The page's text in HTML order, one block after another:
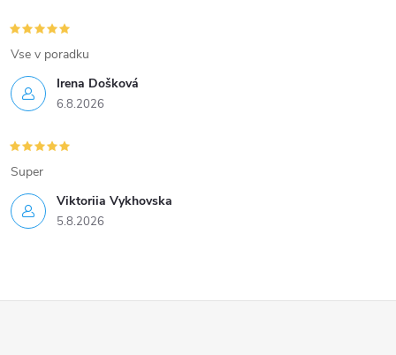
Irena Došková
6.8.2026
Vse v poradku
Viktoriia Vykhovska
5.8.2026
Super